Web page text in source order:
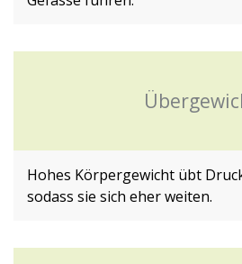
Hohes Körpergewicht übt
sodass sie sich eher weiten.